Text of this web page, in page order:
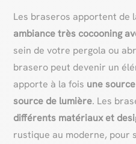
Les braseros apportent de
ambiance très cocooning
sein de votre pergola ou
brasero peut devenir un
apporte à la fois une
source de lumière. Les
différents matériaux et
rustique au moderne, pour